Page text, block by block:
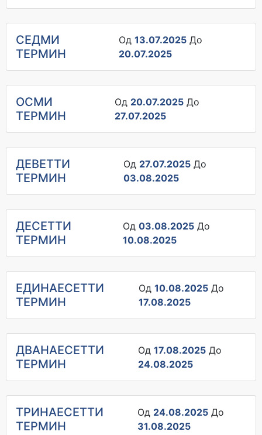
СЕДМИ
ТЕРМИН
Од 13.07.2025До
20.07.2025
ОСМИ
ТЕРМИН
Од 20.07.2025 До
27.07.2025
ДЕВЕТТИ
ТЕРМИН
Од 27.07.2025До
03.08.2025
ДЕСЕТТИ
ТЕРМИН
Од03.08.2025 До
10.08.2025
ЕДИНАЕСЕТТИ
ТЕРМИН
Од 10.08.2025До
17.08.2025
ДВАНАЕСЕТТИ
ТЕРМИН
Од 17.08.2025 До
24.08.2025
ТРИНАЕСЕТТИ
ТЕРМИН
Од 24.08.2025До
31.08.2025